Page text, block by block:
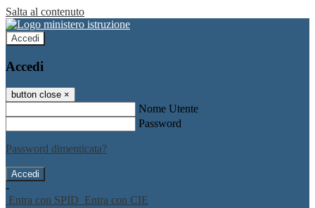
Salta al contenuto
Accedi
Accedi
button close ×
Nome Utente
Password
Password dimenticata?
-
Entra con SPID Entra con CIE